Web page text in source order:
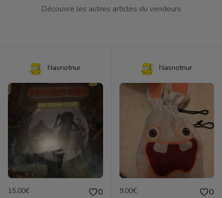
Découvre les autres articles du vendeurs
Nasnotnur
15.00€ 0
Nasnotnur
9.00€ 0